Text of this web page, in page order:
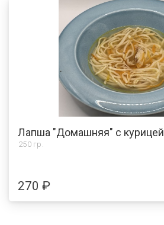
Лапша "Домашняя" с курицей
250 гр.
270 ₽